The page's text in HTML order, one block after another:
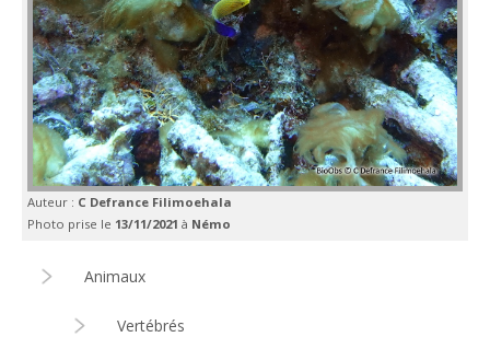
Auteur : C Defrance Filimoehala
Photo prise le 13/11/2021 à Némo
Animaux
Vertébrés